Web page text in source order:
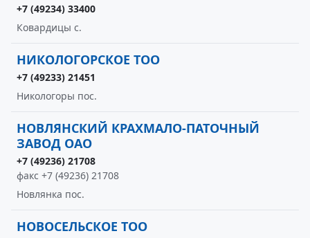
+7 (49234) 33400
Ковардицы с.
НИКОЛОГОРСКОЕ ТОО
+7 (49233) 21451
Никологоры пос.
НОВЛЯНСКИЙ КРАХМАЛО-ПАТОЧНЫЙ
ЗАВОД ОАО
+7 (49236) 21708
факс +7 (49236) 21708
Новлянка пос.
НОВОСЕЛЬСКОЕ ТОО